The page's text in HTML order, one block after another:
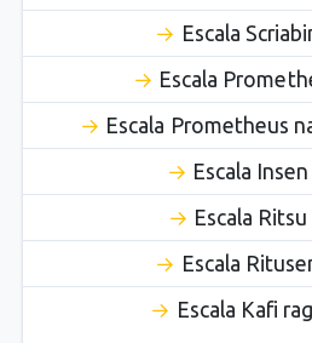
Escala
Escala
Escala Prometheus
Escala Insen
Escala Ritsu
Escala
Escala Kafi